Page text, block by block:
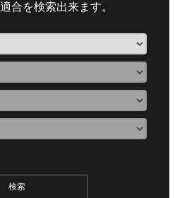
合を検索出来ます。